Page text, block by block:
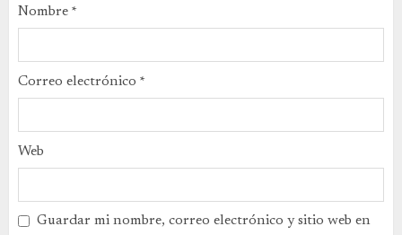
Nombre *
Correo electrónico *
Web
Guardar mi nombre, correo electrónico y sitio web en